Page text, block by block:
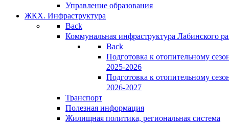
Управление образования
ЖКХ. Инфраструктура
Back
Коммунальная инфраструктура Лабинского
Back
Подготовка к отопительному
2025-2026
Подготовка к отопительному
2026-2027
Транспорт
Полезная информация
Жилищная политика, региональная система